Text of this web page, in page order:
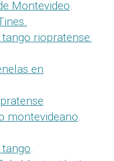
Montevideo.
riopratense:
en
montevideano.
.